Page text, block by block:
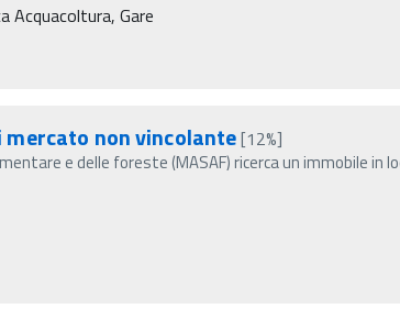
Acquacoltura, Gare
mercato non vincolante[12%]
e delle foreste (MASAF) ricerca un immobile in